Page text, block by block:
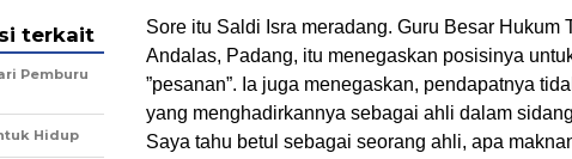
Sore itu Saldi Isra meradang. Guru Besar Hukum
Andalas, Padang, itu menegaskan posisinya
”pesanan”. Ia juga menegaskan, pendapatnya
yang menghadirkannya sebagai ahli dalam
Saya tahu betul sebagai seorang ahli, apa
terkait
Pemburu
Hidup